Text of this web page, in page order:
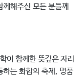
해주신 모든 분들께
이 함께한 뜻깊은 자리
하는 화합의 축제, 명품